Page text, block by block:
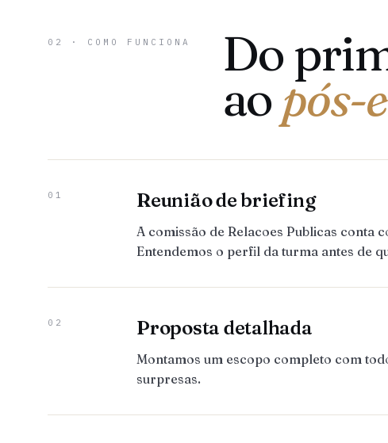
02 · COMO FUNCIONA Do
ao pós-
01 Reunião de briefing
A comissão de Relacoes Publicas conta
Entendemos o perfil da turma antes de
02 Proposta detalhada
Montamos um escopo completo com
surpresas.